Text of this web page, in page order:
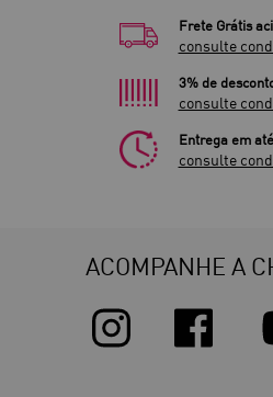
Frete Grátis
consulte
3% de
consulte
Entrega em
consulte
ACOMPANHE A